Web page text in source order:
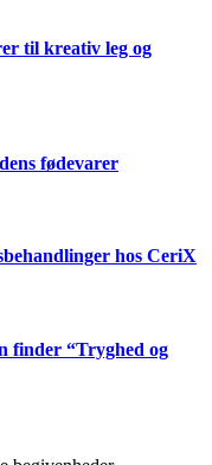
til kreativ leg og
fødevarer
hos CeriX
finder “Tryghed og